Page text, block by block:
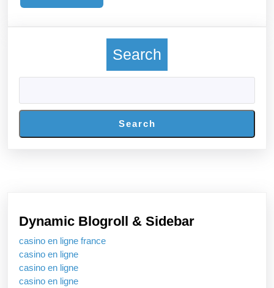
More
Search
Search
Dynamic Blogroll & Sidebar
casino en ligne france
casino en ligne
casino en ligne
casino en ligne